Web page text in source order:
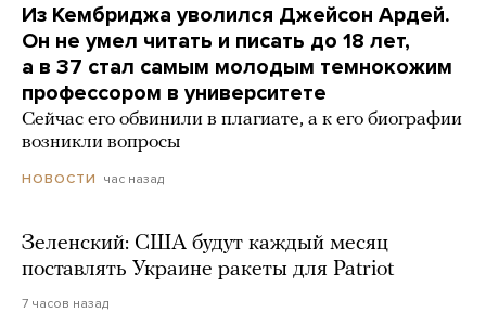
Из Кембриджа уволился Джейсон Ардей.
Он не умел читать и писать до 18 лет,
а в 37 стал самым молодым темнокожим
профессором в университете
Сейчас его обвинили в плагиате, а к его биографии
возникли вопросы
НОВОСТИ час назад
Зеленский: США будут каждый месяц
поставлять Украине ракеты для Patriot
7 часов назад